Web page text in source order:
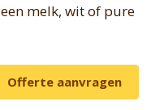
melk, wit of pure
Offerte aanvragen